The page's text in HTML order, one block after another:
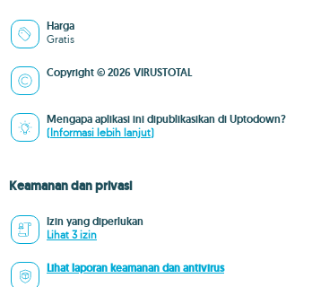
Harga
Gratis
Copyright © 2026 VIRUSTOTAL
Mengapa aplikasi ini dipublikasikan di Uptodown?
(Informasi lebih lanjut)
Keamanan dan privasi
Izin yang diperlukan
Lihat 3 izin
Lihat laporan keamanan dan antivirus